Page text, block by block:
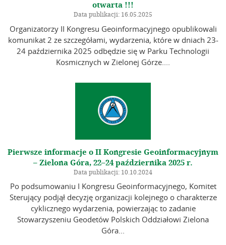
Nowe informacje o II Kongresie Geoinformacyjnym –
Zielona Góra, 23–24 października 2025 r – rejestracja
otwarta !!!
Data publikacji: 16.05.2025
Organizatorzy II Kongresu Geoinformacyjnego opublikowali
komunikat 2 ze szczegółami, wydarzenia, które w dniach 23-
Kosmicznych w Zielonej Górze....
Pierwsze informacje o II Kongresie Geoinformacyjnym
– Zielona Góra, 22–24 października 2025 r.
Data publikacji: 10.10.2024
Po podsumowaniu I Kongresu Geoinformacyjnego, Komitet
Sterujący podjął decyzję organizacji kolejnego o charakterze
cyklicznego wydarzenia, powierzając to zadanie